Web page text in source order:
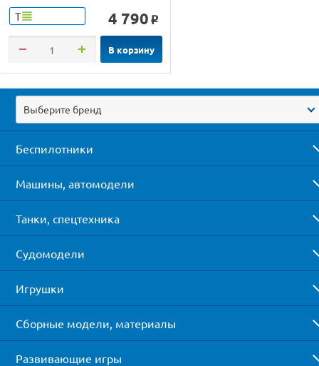
Т 4 790 o
В корзину
Выберите бренд
Беспилотники
Машины, автомодели
Танки, спецтехника
Судомодели
Игрушки
Сборные модели, материалы
Развивающие игры